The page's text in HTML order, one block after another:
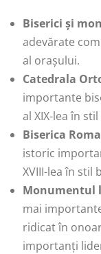
Biserici și
adevărate
al orașului.
Catedrala
importante
al XIX-lea în
Biserica
istoric
XVIII-lea în stil
Monumentul
mai
ridicat în
importanți